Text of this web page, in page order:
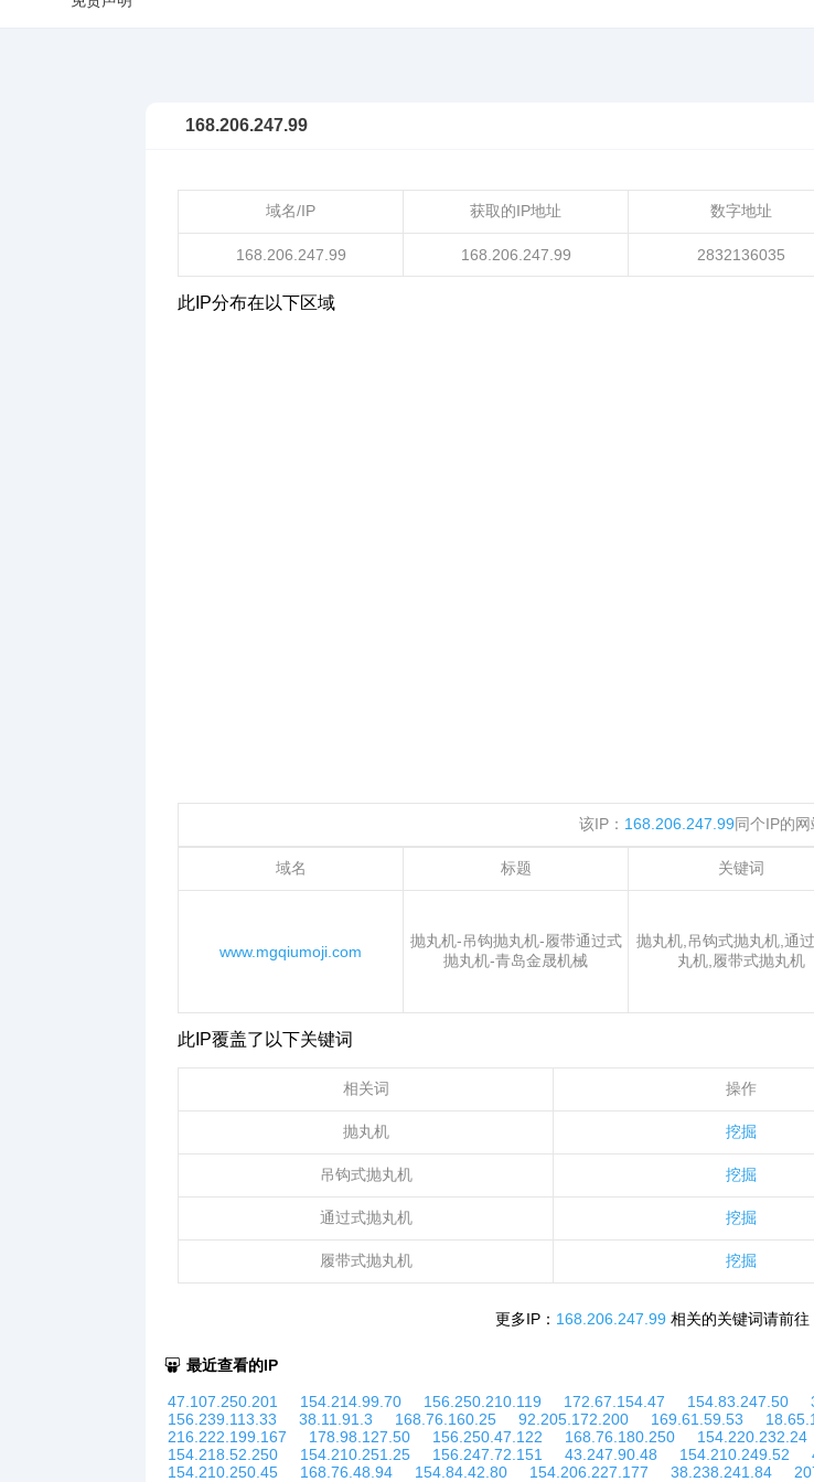
168.206.247.99
域名/IP 获取的IP地址 数字地址
168.206.247.99 168.206.247.99 2832136035
此IP分布在以下区域
该IP： 168.206.247.99同个IP的网
域名 标题 关键词
www.mgqiumoji.com
抛丸机-吊钩抛丸机-履带通过式
抛丸机-青岛金晟机械
抛丸机,吊钩式抛丸机,通
丸机,履带式抛丸机
此IP覆盖了以下关键词
相关词 操作
抛丸机 挖掘
吊钩式抛丸机 挖掘
通过式抛丸机 挖掘
履带式抛丸机 挖掘
更多IP： 168.206.247.99 相关的关键词请前往
最近查看的IP
47.107.250.201 154.214.99.70 156.250.210.119 172.67.154.47 154.83.247.50
156.239.113.33
38.11.91.3 168.76.160.25 92.205.172.200 169.61.59.53
216.222.199.167
178.98.127.50 156.250.47.122 168.76.180.250 154.220.232.24
154.218.52.250
154.210.251.25 156.247.72.151 43.247.90.48 154.210.249.52
154.210.250.45
168.76.48.94 154.84.42.80 154.206.227.177 38.238.241.84